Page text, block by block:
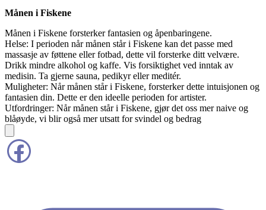
Månen i Fiskene
Månen i Fiskene forsterker fantasien og åpenbaringene.
Helse: I perioden når månen står i Fiskene kan det passe med
massasje av føttene eller fotbad, dette vil forsterke ditt velvære.
Drikk mindre alkohol og kaffe. Vis forsiktighet ved inntak av
medisin. Ta gjerne sauna, pedikyr eller meditér.
Muligheter: Når månen står i Fiskene, forsterker dette intuisjonen og
fantasien din. Dette er den ideelle perioden for artister.
Utfordringer: Når månen står i Fiskene, gjør det oss mer naive og
blåøyde, vi blir også mer utsatt for svindel og bedrag